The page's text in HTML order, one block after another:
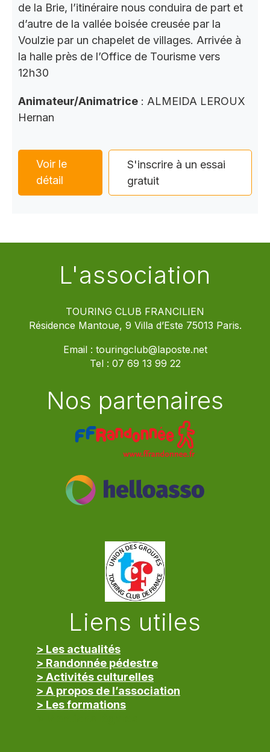
de la Brie, l’itinéraire nous conduira de part et
d’autre de la vallée boisée creusée par la
Voulzie par un chapelet de villages. Arrivée à
la halle près de l’Office de Tourisme vers
12h30
Animateur/Animatrice : ALMEIDA LEROUX
Hernan
Voir le
détail
S'inscrire à un essai
gratuit
L'association
TOURING CLUB FRANCILIEN
Résidence Mantoue, 9 Villa d’Este 75013 Paris.
Email : touringclub@laposte.net
Tel : 07 69 13 99 22
Nos partenaires
Liens utiles
> Les actualités
> Randonnée pédestre
> Activités culturelles
> A propos de l’association
> Les formations